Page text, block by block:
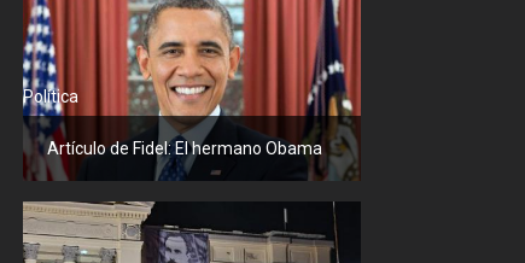
Política
Artículo de Fidel: El hermano Obama